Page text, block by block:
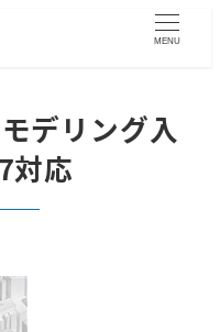
MENU
デリング入
対応